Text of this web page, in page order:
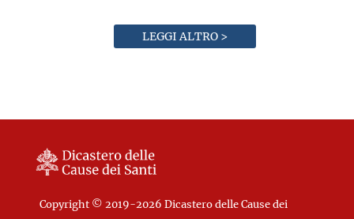
LEGGI ALTRO >
Copyright © 2019-2026 Dicastero delle Cause dei